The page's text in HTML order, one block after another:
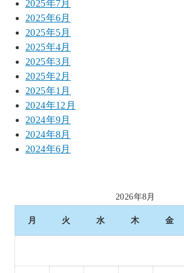
2025年7月
2025年6月
2025年5月
2025年4月
2025年3月
2025年2月
2025年1月
2024年12月
2024年9月
2024年8月
2024年6月
2026年8月
月 火 水 木 金